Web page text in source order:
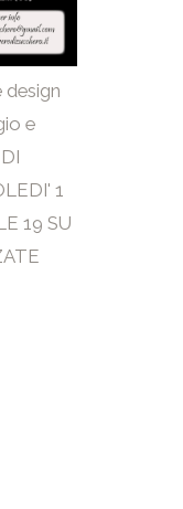
design
e
1
19 SU